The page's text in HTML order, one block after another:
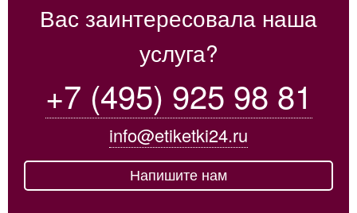
Вас заинтересовала наша
услуга?
+7 (495) 925 98 81
info@etiketki24.ru
Напишите нам